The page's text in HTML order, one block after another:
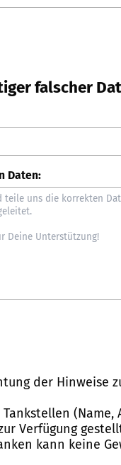
falscher
Daten:
der Hinweise
Verfügung
kann keine